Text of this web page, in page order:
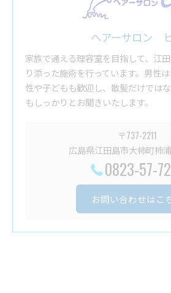
ヘアーサロン
家族で通える理容室を目指して、江
り添った施術を行っています。男性
性や子どもも歓迎し、散髪だけでは
もしっかりとお聞きいたします。
〒737-2211
広島県江田島市大柿町柿
0823-57-
お問い合わせはこ